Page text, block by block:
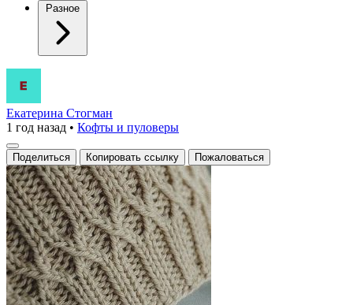
Разное
Связано
с
любовью!
Екатерина Стогман
1 год назад • Кофты и пуловеры
Поделиться Копировать ссылку Пожаловаться